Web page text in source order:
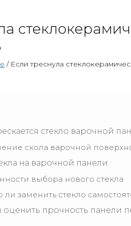
/ Если треснула
стекло варочной
скола варочной
на варочной панели
выбора нового стекла
заменить стекло
прочность панели